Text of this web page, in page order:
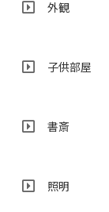
外観
子供部屋
書斎
照明